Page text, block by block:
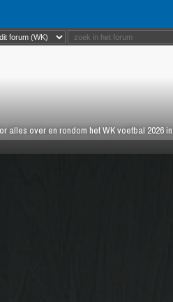
alles over en rondom het WK voetbal 2026